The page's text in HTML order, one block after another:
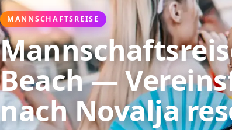
MANNSCHAFTSREISE
Beach —
nach Novalja